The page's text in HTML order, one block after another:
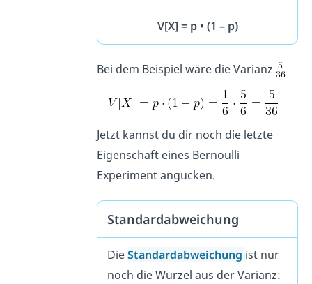
V[X] = p • (1 – p)
Bei dem Beispiel wäre die Varianz
Jetzt kannst du dir noch die letzte
Eigenschaft eines Bernoulli
Experiment angucken.
Standardabweichung
DieStandardabweichung ist nur
noch die Wurzel aus der Varianz: